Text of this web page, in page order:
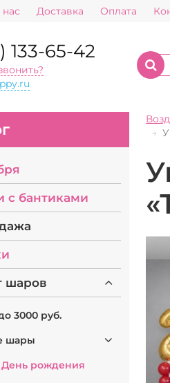
Доставка Оплата
133-65-42
с бантиками
шаров
3000 руб.
шары
рождения